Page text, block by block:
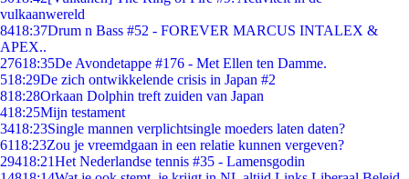
vulkaanwereld
8418:37Drum n Bass #52 - FOREVER MARCUS INTALEX &
APEX..
27618:35De Avondetappe #176 - Met Ellen ten Damme.
518:29De zich ontwikkelende crisis in Japan #2
818:28Orkaan Dolphin treft zuiden van Japan
418:25Mijn testament
3418:23Single mannen verplichtsingle moeders laten daten?
6118:23Zou je vreemdgaan in een relatie kunnen vergeven?
29418:21Het Nederlandse tennis #35 - Lamensgodin